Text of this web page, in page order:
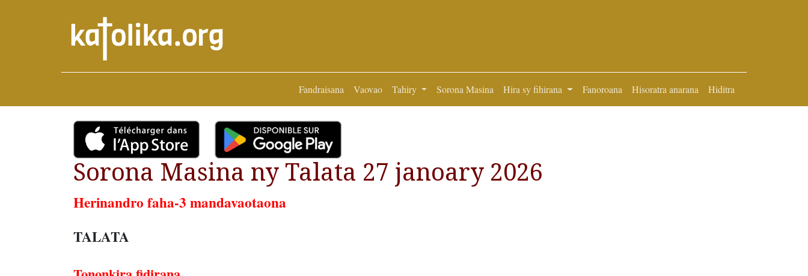
Fandraisana Vaovao Tahiry Sorona Masina Hira sy fihirana Fanoroana Hisoratra anarana Hiditra
Sorona Masina ny Talata 27 janoary 2026
Herinandro faha-3 mandavaotaona
TALATA